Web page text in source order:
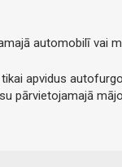
automobilī vai
apvidus
pārvietojamajā